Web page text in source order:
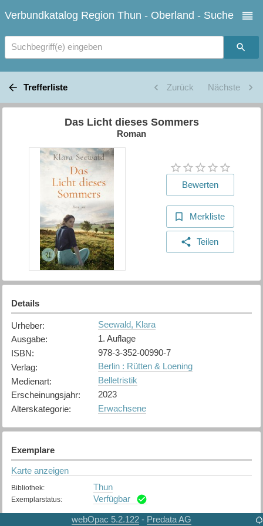
Verbundkatalog Region Thun - Oberland - Suche
Suchbegriff(e) eingeben
Trefferliste Zurück Nächste
Das Licht dieses Sommers
Roman
Bewerten
Merkliste
Teilen
Details
Urheber:
Seewald, Klara
Ausgabe:
1. Auflage
ISBN:
978-3-352-00990-7
Verlag:
Berlin : Rütten & Loening
Medienart:
Belletristik
Erscheinungsjahr:
2023
Alterskategorie: Erwachsene
Exemplare
Karte anzeigen
Bibliothek: Thun
Exemplarstatus: Verfügbar
webOpac 5.2.122 - Predata AG